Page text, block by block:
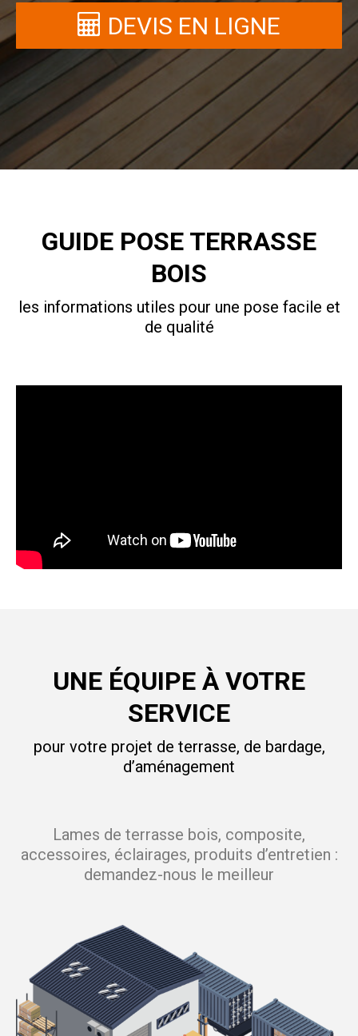
DEVIS EN LIGNE
GUIDE POSE TERRASSE
BOIS
les informations utiles pour une pose facile et
de qualité
UNE ÉQUIPE À VOTRE
SERVICE
pour votre projet de terrasse, de bardage,
d’aménagement
Lames de terrasse bois, composite,
accessoires, éclairages, produits d’entretien :
demandez-nous le meilleur